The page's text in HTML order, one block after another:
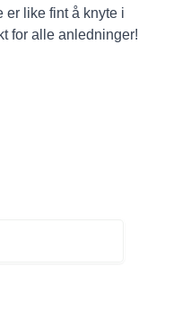
er like fint å knyte i
for alle anledninger!